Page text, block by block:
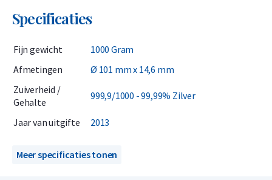
voorzien van een uniek design.
Australië. De zilveren Koala munt heeft een diameter van
100,6 mm. De munt weegt 1 kilo en is geslagen in .999 puur
Om deze reden is de Koala niet alleen populair onder
Het design van zilveren Koala munten
Specificaties
Fijn gewicht
1000 Gram
Afmetingen
Ø 101 mm x 14,6 mm
Zuiverheid /
Gehalte
999,9/1000 - 99,99% Zilver
Jaar van uitgifte 2013
Meer specificaties tonen